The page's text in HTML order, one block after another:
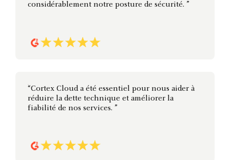
considérablement notre posture de sécurité. ”
“Cortex Cloud a été essentiel pour nous aider à
réduire la dette technique et améliorer la
fiabilité de nos services. ”